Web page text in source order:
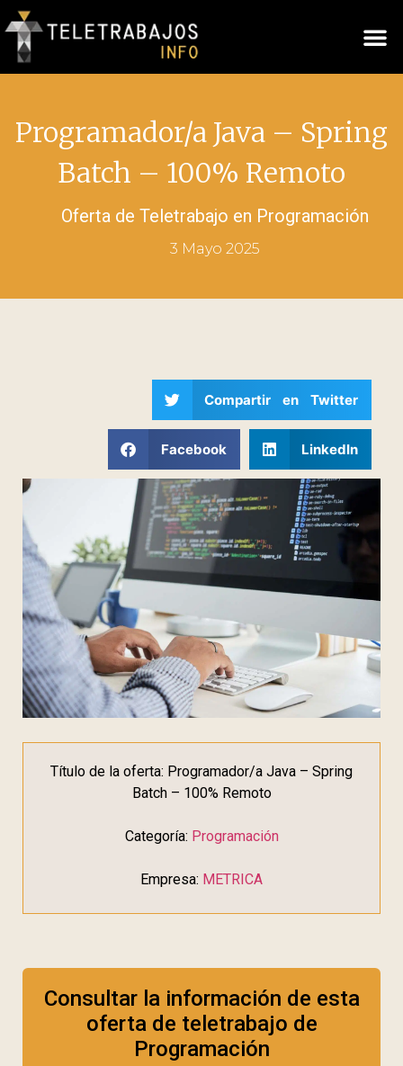
Programador/a Java – Spring
Batch – 100% Remoto
Oferta de Teletrabajo en Programación
3 Mayo 2025
Compartir en Twitter
Facebook LinkedIn
Título de la oferta: Programador/a Java – Spring
Batch – 100% Remoto
Categoría: Programación
Empresa: METRICA
Consultar la información de esta
oferta de teletrabajo de
Programación